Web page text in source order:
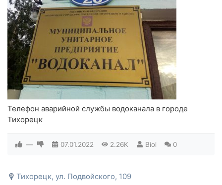
Телефон аварийной службы водоканала в городе
Тихорецк
— 07.01.2022 2.26K Biol 0
Тихорецк, ул. Подвойского, 109